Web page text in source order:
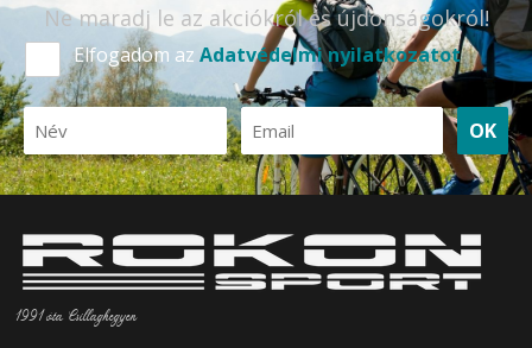
Ne maradj le az akciókról és újdonságokról!
Elfogadom az Adatvédelmi nyilatkozatot
OK
1991 óta Csillaghegyen